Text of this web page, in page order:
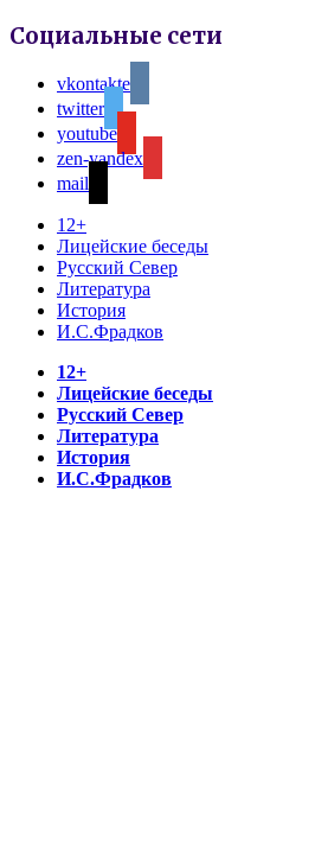
Социальные сети
vkontakte
twitter
youtube
zen-yandex
mail
12+
Лицейские беседы
Русский Север
Литература
История
И.С.Фрадков
12+
Лицейские беседы
Русский Север
Литература
История
И.С.Фрадков